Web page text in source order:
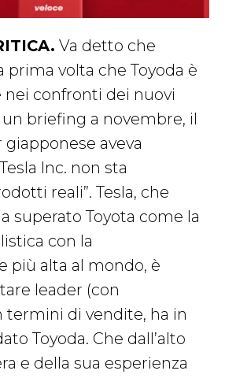
Va detto che
prima volta che Toyoda è
nei confronti dei nuovi
briefing a novembre, il
aveva
Inc. non sta
reali”. Tesla, che
superato Toyota come la
con la
più alta al mondo, è
leader (con
termini di vendite, ha in
Toyoda. Che dall’alto
e della sua esperienza